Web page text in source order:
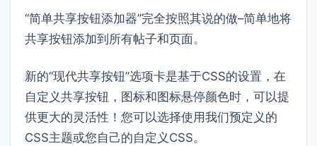
“简单共享按钮添加器”完全按照其说的做–简单地将
共享按钮添加到所有帖子和页面。
新的“现代共享按钮”选项卡是基于CSS的设置，在
自定义共享按钮，图标和图标悬停颜色时，可以提
供更大的灵活性！您可以选择使用我们预定义的
CSS主题或您自己的自定义CSS。